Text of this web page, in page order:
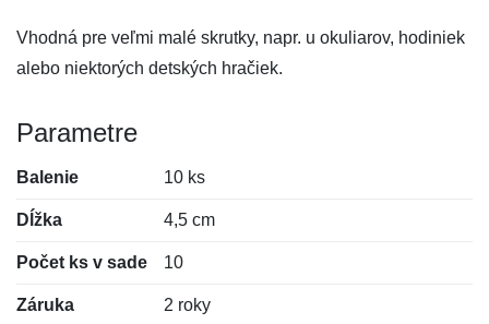
Vhodná pre veľmi malé skrutky, napr. u okuliarov, hodiniek
alebo niektorých detských hračiek.
Parametre
Balenie 10 ks
Dĺžka 4,5 cm
Počet ks v sade 10
Záruka 2 roky